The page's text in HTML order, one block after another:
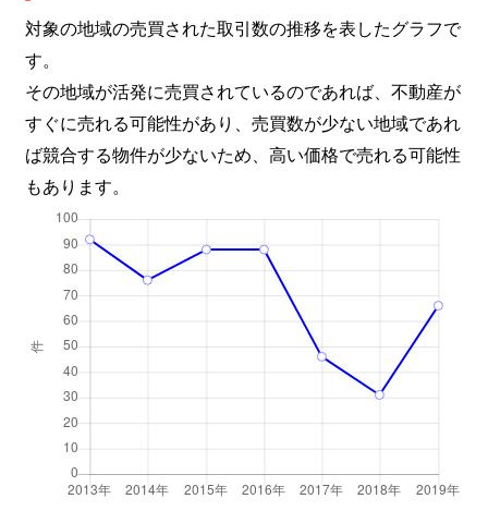
対象の地域の売買された取引数の推移を表したグラフで
す。
その地域が活発に売買されているのであれば、不動産が
すぐに売れる可能性があり、売買数が少ない地域であれ
ば競合する物件が少ないため、高い価格で売れる可能性
もあります。